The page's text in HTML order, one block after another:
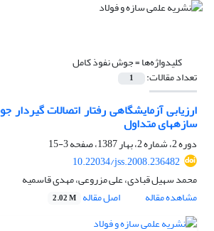
کلیدواژه‌ها =جوش نفوذ کامل
تعداد مقالات: 1
ارزیابی آزمایشگاهی رفتار اتصالات
سازههای متداول
دوره 2، شماره 2، بهار 1387، صفحه
3-15
10.22034/jss.2008.236482
محمد سهیل قبادی، علی مزروعی، مهدی قاسمیه
مشاهده مقاله
اصل مقاله 2.02 M